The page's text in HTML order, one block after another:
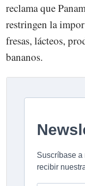
reclama que
restringen la
fresas, lácteos,
bananos.